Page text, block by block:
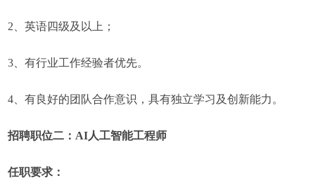
2、英语四级及以上；
3、有行业工作经验者优先。
4、有良好的团队合作意识，具有独立学习及创新能力。
招聘职位二：AI人工智能工程师
任职要求：